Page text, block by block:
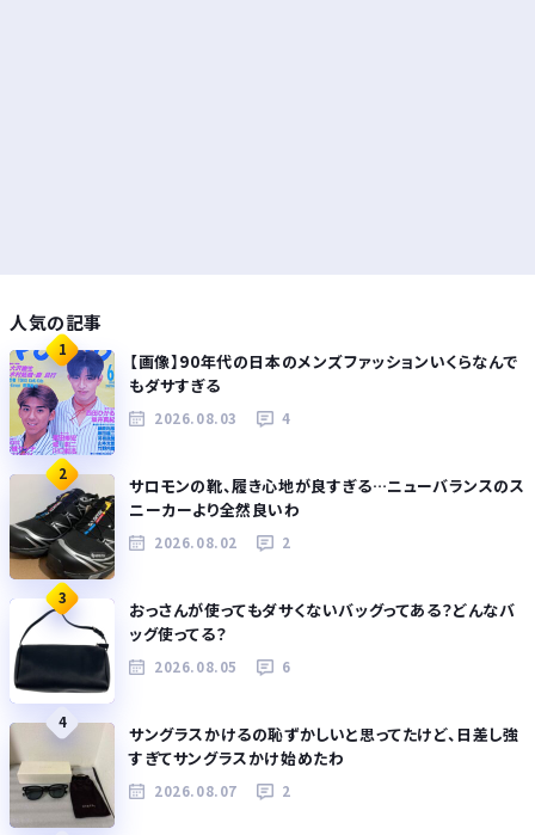
人気の記事
1
【画像】90年代の日本のメンズファッションいくらなんで
もダサすぎる
2026.08.03 4
2
サロモンの靴、履き心地が良すぎる…ニューバランスのス
ニーカーより全然良いわ
2026.08.02 2
3
おっさんが使ってもダサくないバッグってある？どんなバ
ッグ使ってる？
2026.08.05 6
4
サングラスかけるの恥ずかしいと思ってたけど、日差し強
すぎてサングラスかけ始めたわ
2026.08.07 2